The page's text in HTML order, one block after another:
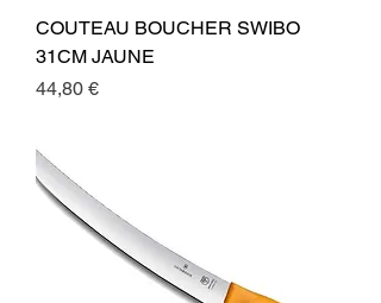
COUTEAU BOUCHER SWIBO
31CM JAUNE
Preis
44,80 €